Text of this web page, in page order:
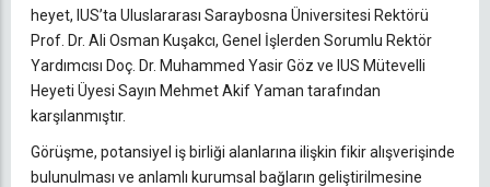
heyet, IUS’ta Uluslararası Saraybosna Üniversitesi Rektörü
Prof. Dr. Ali Osman Kuşakcı, Genel İşlerden Sorumlu Rektör
Yardımcısı Doç. Dr. Muhammed Yasir Göz ve IUS Mütevelli
Heyeti Üyesi Sayın Mehmet Akif Yaman tarafından
karşılanmıştır.
Görüşme, potansiyel iş birliği alanlarına ilişkin fikir alışverişinde
bulunulması ve anlamlı kurumsal bağların geliştirilmesine